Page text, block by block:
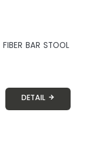
BAR STOOL
DETAIL